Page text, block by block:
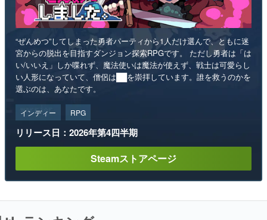
“ぜんめつ”してしまった勇者パーティから1人だけ選んで、ともに迷
宮からの脱出を目指すダンジョン探索RPGです。 ただし勇者は「は
い/いいえ」しか喋れず、魔法使いは魔法が使えず、戦士は可愛らし
い人形になっていて、僧侶は██を崇拝しています。誰を救うのかを
選ぶのは、あなたです。
インディー RPG
リリース日：2026年第4四半期
Steamストアページ